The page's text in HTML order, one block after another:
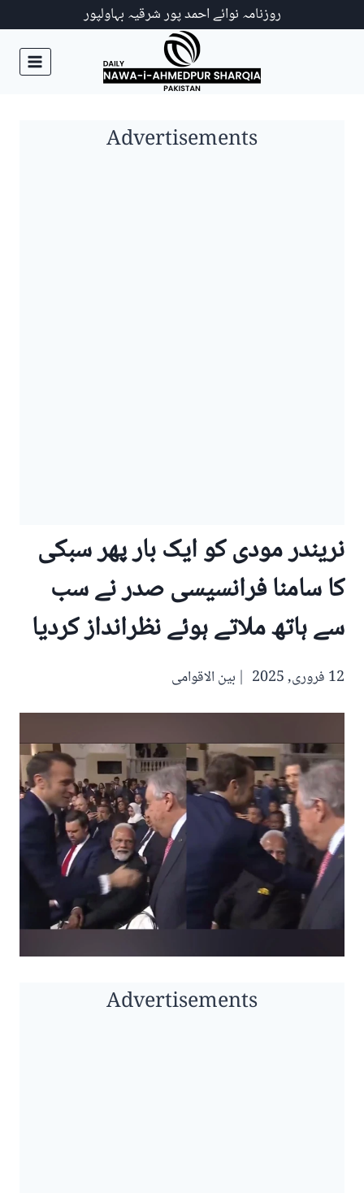
روزنامہ نوائے احمد پور شرقیہ بہاولپور
Advertisements
نریندر مودی کو ایک بار پھر سبکی
کا سامنا فرانسیسی صدر نے سب
سے ہاتھ ملاتے ہوئے نظرانداز کردیا
12 فروری, 2025 بین الاقوامی
Advertisements